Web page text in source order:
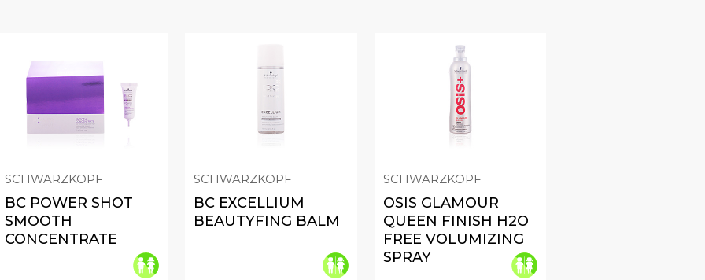
SCHWARZKOPF
BC POWER SHOT
SMOOTH
CONCENTRATE
SCHWARZKOPF
BC EXCELLIUM
BEAUTYFING BALM
SCHWARZKOPF
OSIS GLAMOUR
QUEEN FINISH H2O
FREE VOLUMIZING
SPRAY